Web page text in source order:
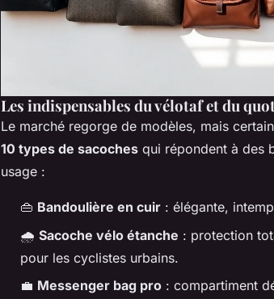
Les indispensables du vélotaf et du
Le marché regorge de modèles, mais
10 types de sacoches qui répondent à des
usage :
👜 Bandoulière en cuir : élégante,
🌧️ Sacoche vélo étanche : protection
pour les cyclistes urbains.
💼 Messenger bag pro : compartiment